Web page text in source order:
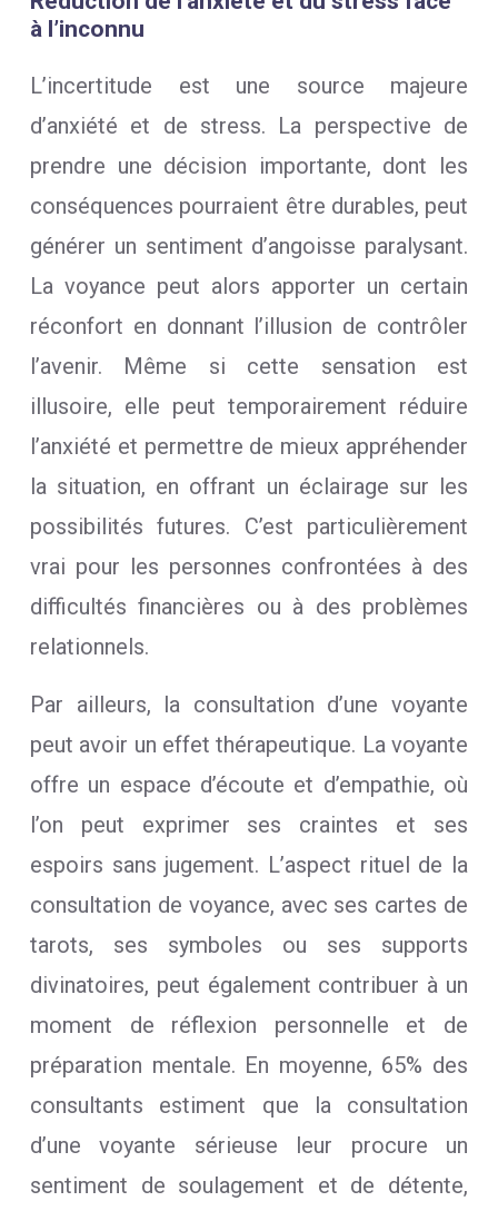
à l’inconnu
L’incertitude est une source majeure
d’anxiété et de stress. La perspective de
prendre une décision importante, dont les
conséquences pourraient être durables, peut
générer un sentiment d’angoisse paralysant.
La voyance peut alors apporter un certain
réconfort en donnant l’illusion de contrôler
l’avenir. Même si cette sensation est
illusoire, elle peut temporairement réduire
l’anxiété et permettre de mieux appréhender
la situation, en offrant un éclairage sur les
possibilités futures. C’est particulièrement
vrai pour les personnes confrontées à des
difficultés financières ou à des problèmes
relationnels.
Par ailleurs, la consultation d’une voyante
peut avoir un effet thérapeutique. La voyante
offre un espace d’écoute et d’empathie, où
l’on peut exprimer ses craintes et ses
espoirs sans jugement. L’aspect rituel de la
consultation de voyance, avec ses cartes de
tarots, ses symboles ou ses supports
divinatoires, peut également contribuer à un
moment de réflexion personnelle et de
préparation mentale. En moyenne, 65% des
consultants estiment que la consultation
d’une voyante sérieuse leur procure un
sentiment de soulagement et de détente,